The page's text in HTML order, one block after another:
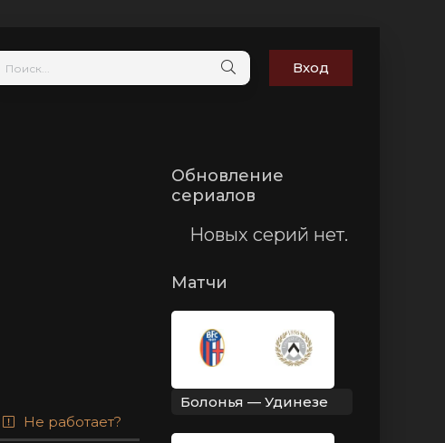
Вход
Не работает?
Обновление
сериалов
Новых серий нет.
Матчи
Болонья — Удинезе